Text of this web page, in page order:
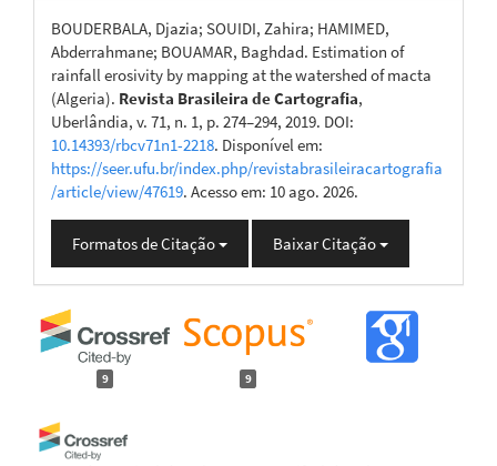
BOUDERBALA, Djazia; SOUIDI, Zahira; HAMIMED,
Abderrahmane; BOUAMAR, Baghdad. Estimation of
rainfall erosivity by mapping at the watershed of macta
(Algeria). Revista Brasileira de Cartografia,
Uberlândia, v. 71, n. 1, p. 274–294, 2019. DOI:
10.14393/rbcv71n1-2218. Disponível em:
https://seer.ufu.br/index.php/revistabrasileiracartografia
/article/view/47619. Acesso em: 10 ago. 2026.
Formatos de Citação Baixar Citação
9 9